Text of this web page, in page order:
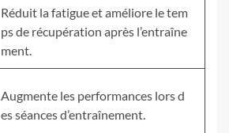
Réduit la fatigue et améliore le tem
ps de récupération après l’entraîne
ment.
Augmente les performances lors d
es séances d’entraînement.